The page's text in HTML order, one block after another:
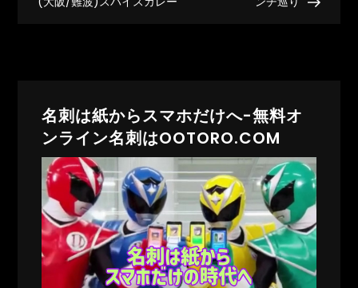
ゲ
ー
シ
ョ
ン
名刺は紙からスマホだけへ-無料オ
ンライン名刺はOOTORO.COM